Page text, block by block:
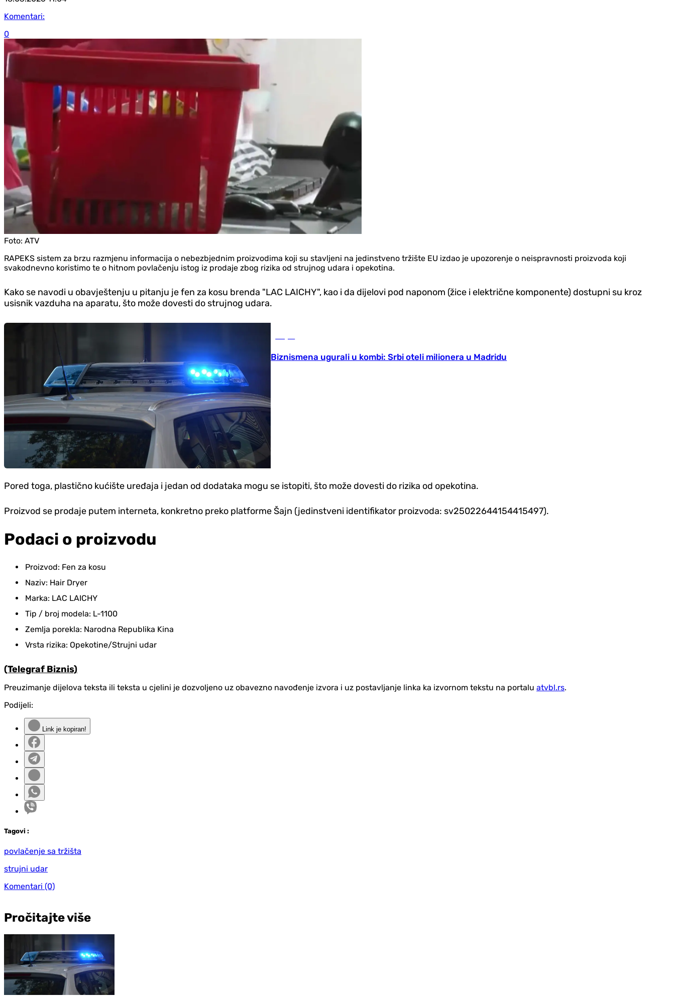
Komentari:
0
Foto: ATV
RAPEKS sistem za brzu razmjenu informacija o nebezbjednim proizvodima koji su stavljeni na jedinstveno tržište EU izdao je upozorenje o neispravnosti proizvoda koji
svakodnevno koristimo te o hitnom povlačenju istog iz prodaje zbog rizika od strujnog udara i opekotina.
Kako se navodi u obavještenju u pitanju je fen za kosu brenda "LAC LAICHY", kao i da dijelovi pod naponom (žice i električne komponente) dostupni su kroz
usisnik vazduha na aparatu, što može dovesti do strujnog udara.
Biznismena ugurali u kombi: Srbi oteli milionera u Madridu
Pored toga, plastično kućište uređaja i jedan od dodataka mogu se istopiti, što može dovesti do rizika od opekotina.
Proizvod se prodaje putem interneta, konkretno preko platforme Šajn (jedinstveni identifikator proizvoda: sv25022644154415497).
Podaci o proizvodu
Proizvod: Fen za kosu
Naziv: Hair Dryer
Marka: LAC LAICHY
Tip / broj modela: L-1100
Zemlja porekla: Narodna Republika Kina
Vrsta rizika: Opekotine/Strujni udar
(Telegraf Biznis)
Preuzimanje dijelova teksta ili teksta u cjelini je dozvoljeno uz obavezno navođenje izvora i uz postavljanje linka ka izvornom tekstu na portalu atvbl.rs.
Podijeli:
Link je kopiran!
Tagovi :
povlačenje sa tržišta
strujni udar
Komentari (0)
Pročitajte više